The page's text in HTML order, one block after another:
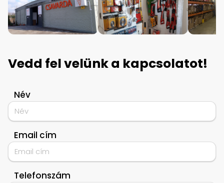
Vedd fel velünk a kapcsolatot!
Név
Email cím
Telefonszám